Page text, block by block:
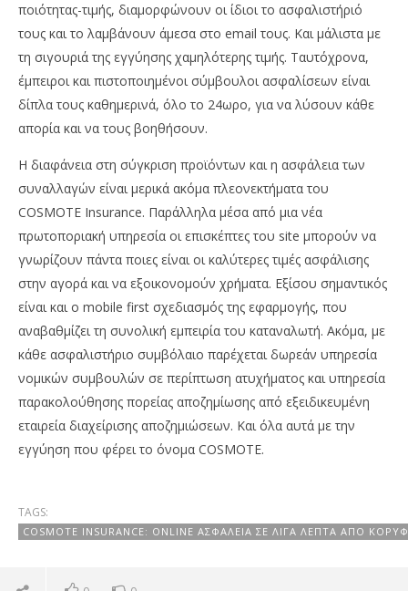
ποιότητας-τιμής, διαμορφώνουν οι ίδιοι το ασφαλιστήριό
τους και το λαμβάνουν άμεσα στο email τους. Και μάλιστα με
τη σιγουριά της εγγύησης χαμηλότερης τιμής. Ταυτόχρονα,
έμπειροι και πιστοποιημένοι σύμβουλοι ασφαλίσεων είναι
δίπλα τους καθημερινά, όλο το 24ωρο, για να λύσουν κάθε
απορία και να τους βοηθήσουν.
Η διαφάνεια στη σύγκριση προϊόντων και η ασφάλεια των
συναλλαγών είναι μερικά ακόμα πλεονεκτήματα του
COSMOTE Insurance. Παράλληλα μέσα από μια νέα
πρωτοποριακή υπηρεσία οι επισκέπτες του site μπορούν να
γνωρίζουν πάντα ποιες είναι οι καλύτερες τιμές ασφάλισης
στην αγορά και να εξοικονομούν χρήματα. Εξίσου σημαντικός
είναι και o mobile first σχεδιασμός της εφαρμογής, που
αναβαθμίζει τη συνολική εμπειρία του καταναλωτή. Ακόμα, με
κάθε ασφαλιστήριο συμβόλαιο παρέχεται δωρεάν υπηρεσία
νομικών συμβουλών σε περίπτωση ατυχήματος και υπηρεσία
παρακολούθησης πορείας αποζημίωσης από εξειδικευμένη
εταιρεία διαχείρισης αποζημιώσεων. Και όλα αυτά με την
εγγύηση που φέρει το όνομα COSMOTE.
TAGS:
COSMOTE INSURANCE: ONLINE ΑΣΦΆΛΕΙΑ ΣΕ ΛΊΓΑ ΛΕΠΤΆ ΑΠΌ